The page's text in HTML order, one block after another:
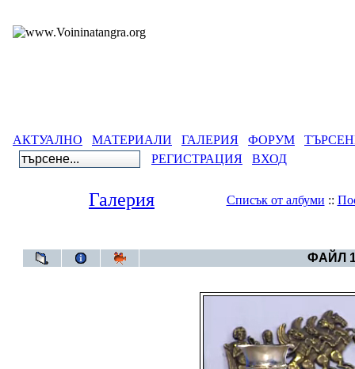
АКТУАЛНО МАТЕРИАЛИ ГАЛЕРИЯ ФОРУМ
РЕГИСТРАЦИЯ
ВХОД
Галерия Списък от албуми ::
ФАЙЛ